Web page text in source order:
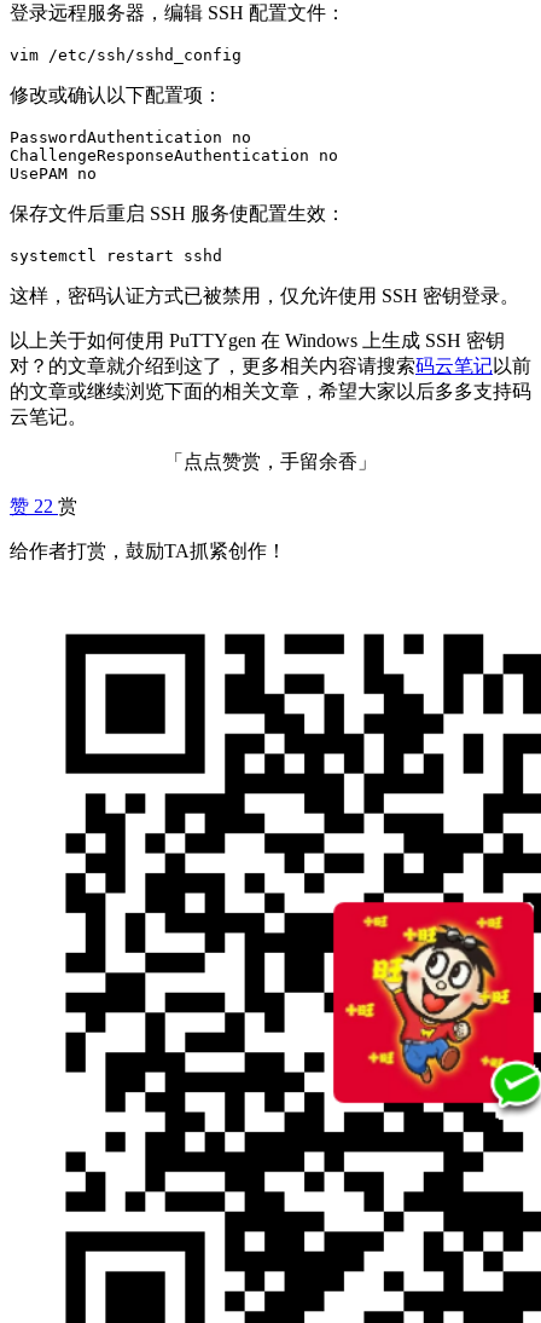
登录远程服务器，编辑 SSH 配置文件：
vim /etc/ssh/sshd_config
修改或确认以下配置项：
PasswordAuthentication no
ChallengeResponseAuthentication no
UsePAM no
保存文件后重启 SSH 服务使配置生效：
systemctl restart sshd
这样，密码认证方式已被禁用，仅允许使用 SSH 密钥登录。
以上关于如何使用 PuTTYgen 在 Windows 上生成 SSH 密钥
对？的文章就介绍到这了，更多相关内容请搜索码云笔记以前
的文章或继续浏览下面的相关文章，希望大家以后多多支持码
云笔记。
「点点赞赏，手留余香」
赞 22 赏
给作者打赏，鼓励TA抓紧创作！